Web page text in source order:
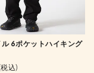
6ポケットハイキング
込)